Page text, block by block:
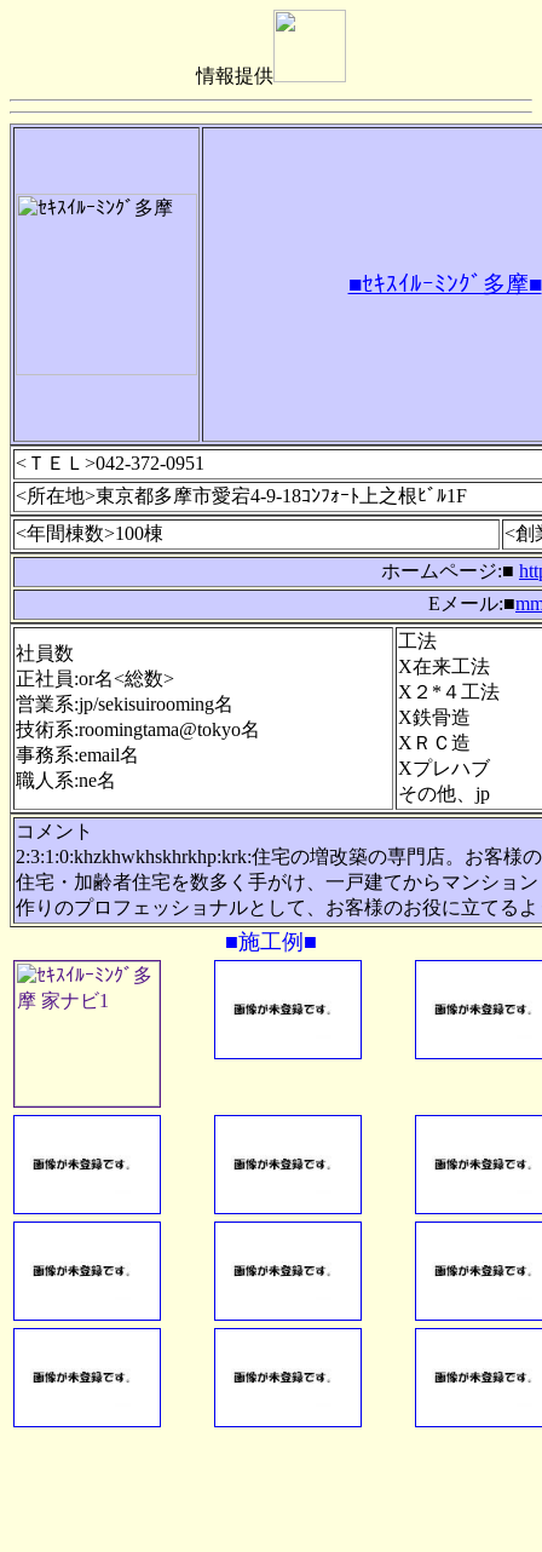
情報提供
■ｾｷｽｲﾙｰﾐﾝｸﾞ多摩■
<ＴＥＬ>042-372-0951
<所在地>東京都多摩市愛宕4-9-18ｺﾝﾌｫｰﾄ上之根ﾋﾞﾙ1F
<年間棟数>100棟
<創
ホームページ:■
Eメール:■
社員数
正社員:or名<総数>
営業系:jp/sekisuirooming名
技術系:roomingtama@tokyo名
事務系:email名
職人系:ne名
工法
X在来工法
X２*４工法
X鉄骨造
XＲＣ造
Xプレハブ
その他、jp
コメント
2:3:1:0:khzkhwkhskhrkhp:krk:住宅の増改築の専門店。お客
住宅・加齢者住宅を数多く手がけ、一戸建てからマンショ
作りのプロフェッショナルとして、お客様のお役に立てる
■施工例■